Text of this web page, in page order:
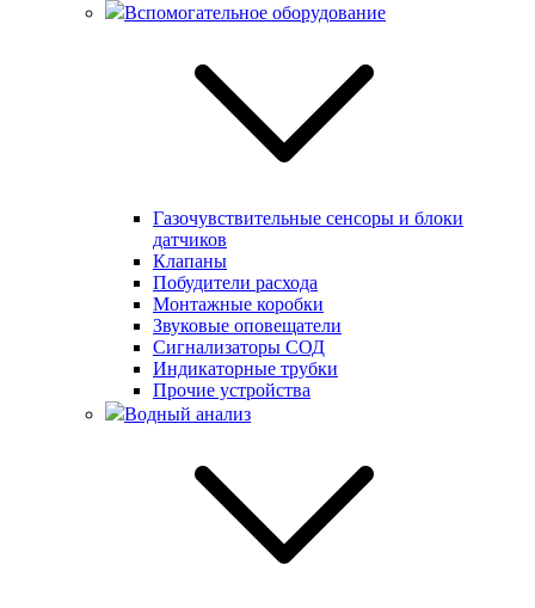
Вспомогательное оборудование
Газочувствительные сенсоры и блоки
датчиков
Клапаны
Побудители расхода
Монтажные коробки
Звуковые оповещатели
Сигнализаторы СОД
Индикаторные трубки
Прочие устройства
Водный анализ